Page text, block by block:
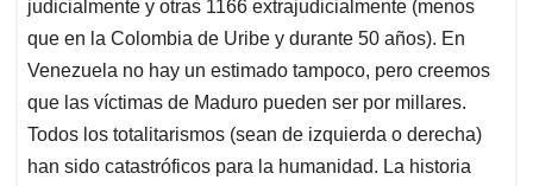
judicialmente y otras 1166 extrajudicialmente (menos
que en la Colombia de Uribe y durante 50 años). En
Venezuela no hay un estimado tampoco, pero creemos
que las víctimas de Maduro pueden ser por millares.
Todos los totalitarismos (sean de izquierda o derecha)
han sido catastróficos para la humanidad. La historia